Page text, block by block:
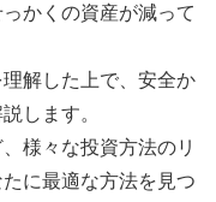
かくの資産が減って
解した上で、安全か
します。
様々な投資方法のリ
に最適な方法を見つ